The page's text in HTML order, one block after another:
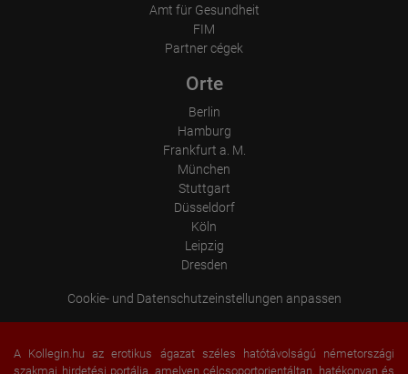
Amt für Gesundheit
FIM
Partner cégek
Orte
Berlin
Hamburg
Frankfurt a. M.
München
Stuttgart
Düsseldorf
Köln
Leipzig
Dresden
Cookie- und Datenschutzeinstellungen anpassen
A Kollegin.hu az erotikus ágazat széles hatótávolságú németországi
szakmai hirdetési portálja, amelyen célcsoportorientáltan, hatékonyan és